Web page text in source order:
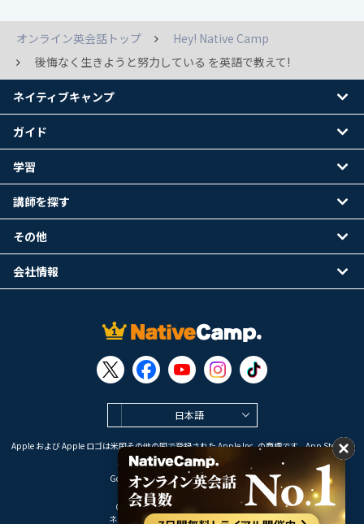
オンライン英会話トップ
Hey! Native Camp
後悔なく生きようと努力している を英語で教えて!
日本語
Apple および Apple ロゴは米国その他の国で登録された Apple Inc. の商標です。App Store は
Apple Inc. のサービスマークです。
Google Play は Google LLC の商標です。
Copyright © 2026 オンライン英会話
ネイティブキャンプ All Rights Reserved.
ネイティブキャンプ
ガイド
学習
講師を探す
その他
会社情報